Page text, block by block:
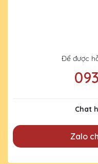
Để được
Chat
Zalo